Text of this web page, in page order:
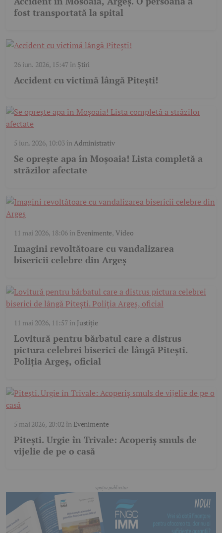
fost transportată la spital
26 iun. 2026, 15:47în Știri
Accident cu victimă lângă Pitești!
5 iun. 2026, 10:03înAdministrativ
Se oprește apa în Moșoaia! Lista completă a
străzilor afectate
11 mai 2026, 18:06în Evenimente,Video
Imagini revoltătoare cu vandalizarea
bisericii celebre din Argeș
11 mai 2026, 11:57în Justiție
Lovitură pentru bărbatul care a distrus
pictura celebrei biserici de lângă Pitești.
Poliția Argeș, oficial
5 mai 2026, 20:02 în Evenimente
Pitești. Urgie în Trivale: Acoperiș smuls de
vijelie de pe o casă